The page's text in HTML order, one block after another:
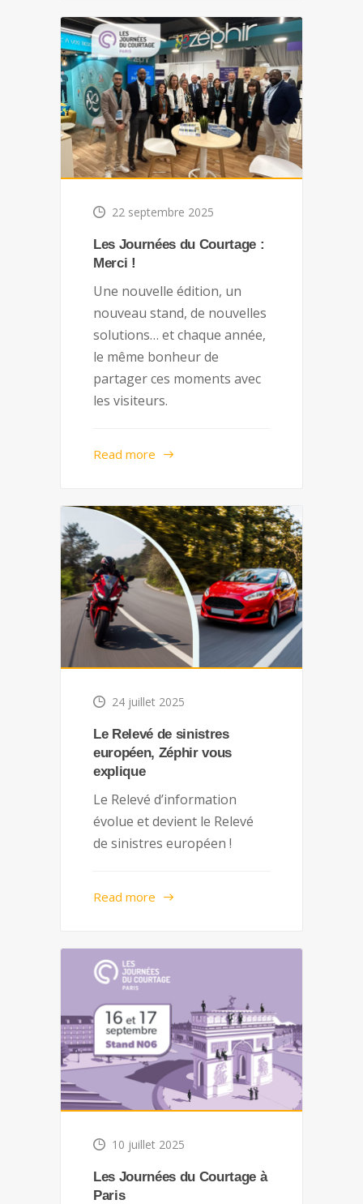
22 septembre 2025
Les Journées du Courtage :
Merci !
Une nouvelle édition, un
nouveau stand, de nouvelles
solutions… et chaque année,
le même bonheur de
partager ces moments avec
les visiteurs.
Read more
24 juillet 2025
Le Relevé de sinistres
européen, Zéphir vous
explique
Le Relevé d’information
évolue et devient le Relevé
de sinistres européen !
Read more
10 juillet 2025
Les Journées du Courtage à
Paris